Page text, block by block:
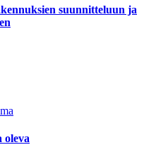
suunnitteluun ja
oleva